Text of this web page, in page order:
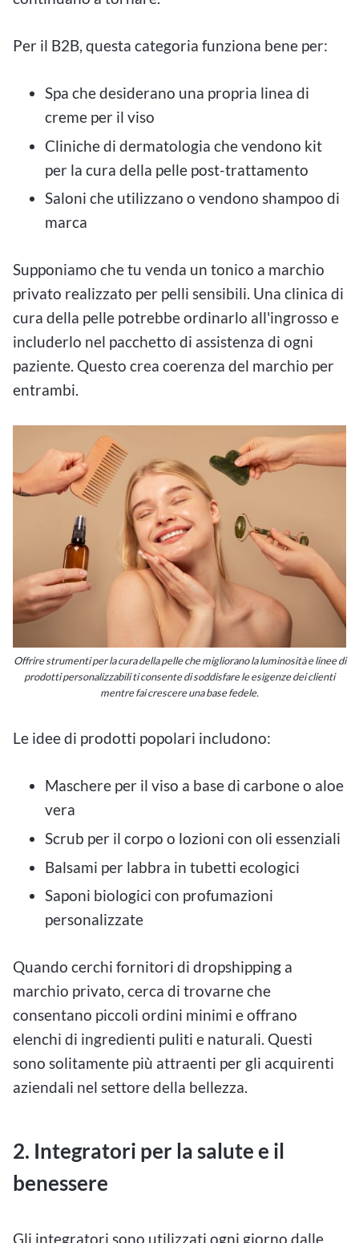
Per il B2B, questa categoria funziona bene per:
Spa che desiderano una propria linea di
creme per il viso
Cliniche di dermatologia che vendono kit
per la cura della pelle post-trattamento
Saloni che utilizzano o vendono shampoo di
marca
Supponiamo che tu venda un tonico a marchio
privato realizzato per pelli sensibili. Una clinica di
cura della pelle potrebbe ordinarlo all'ingrosso e
includerlo nel pacchetto di assistenza di ogni
paziente. Questo crea coerenza del marchio per
entrambi.
Offrire strumenti per la cura della pelle che migliorano la luminosità e linee di
prodotti personalizzabili ti consente di soddisfare le esigenze dei clienti
mentre fai crescere una base fedele.
Le idee di prodotti popolari includono:
Maschere per il viso a base di carbone o aloe
vera
Scrub per il corpo o lozioni con oli essenziali
Balsami per labbra in tubetti ecologici
Saponi biologici con profumazioni
personalizzate
Quando cerchi fornitori di dropshipping a
marchio privato, cerca di trovarne che
consentano piccoli ordini minimi e offrano
elenchi di ingredienti puliti e naturali. Questi
sono solitamente più attraenti per gli acquirenti
aziendali nel settore della bellezza.
2. Integratori per la salute e il
benessere
Gli integratori sono utilizzati ogni giorno dalle